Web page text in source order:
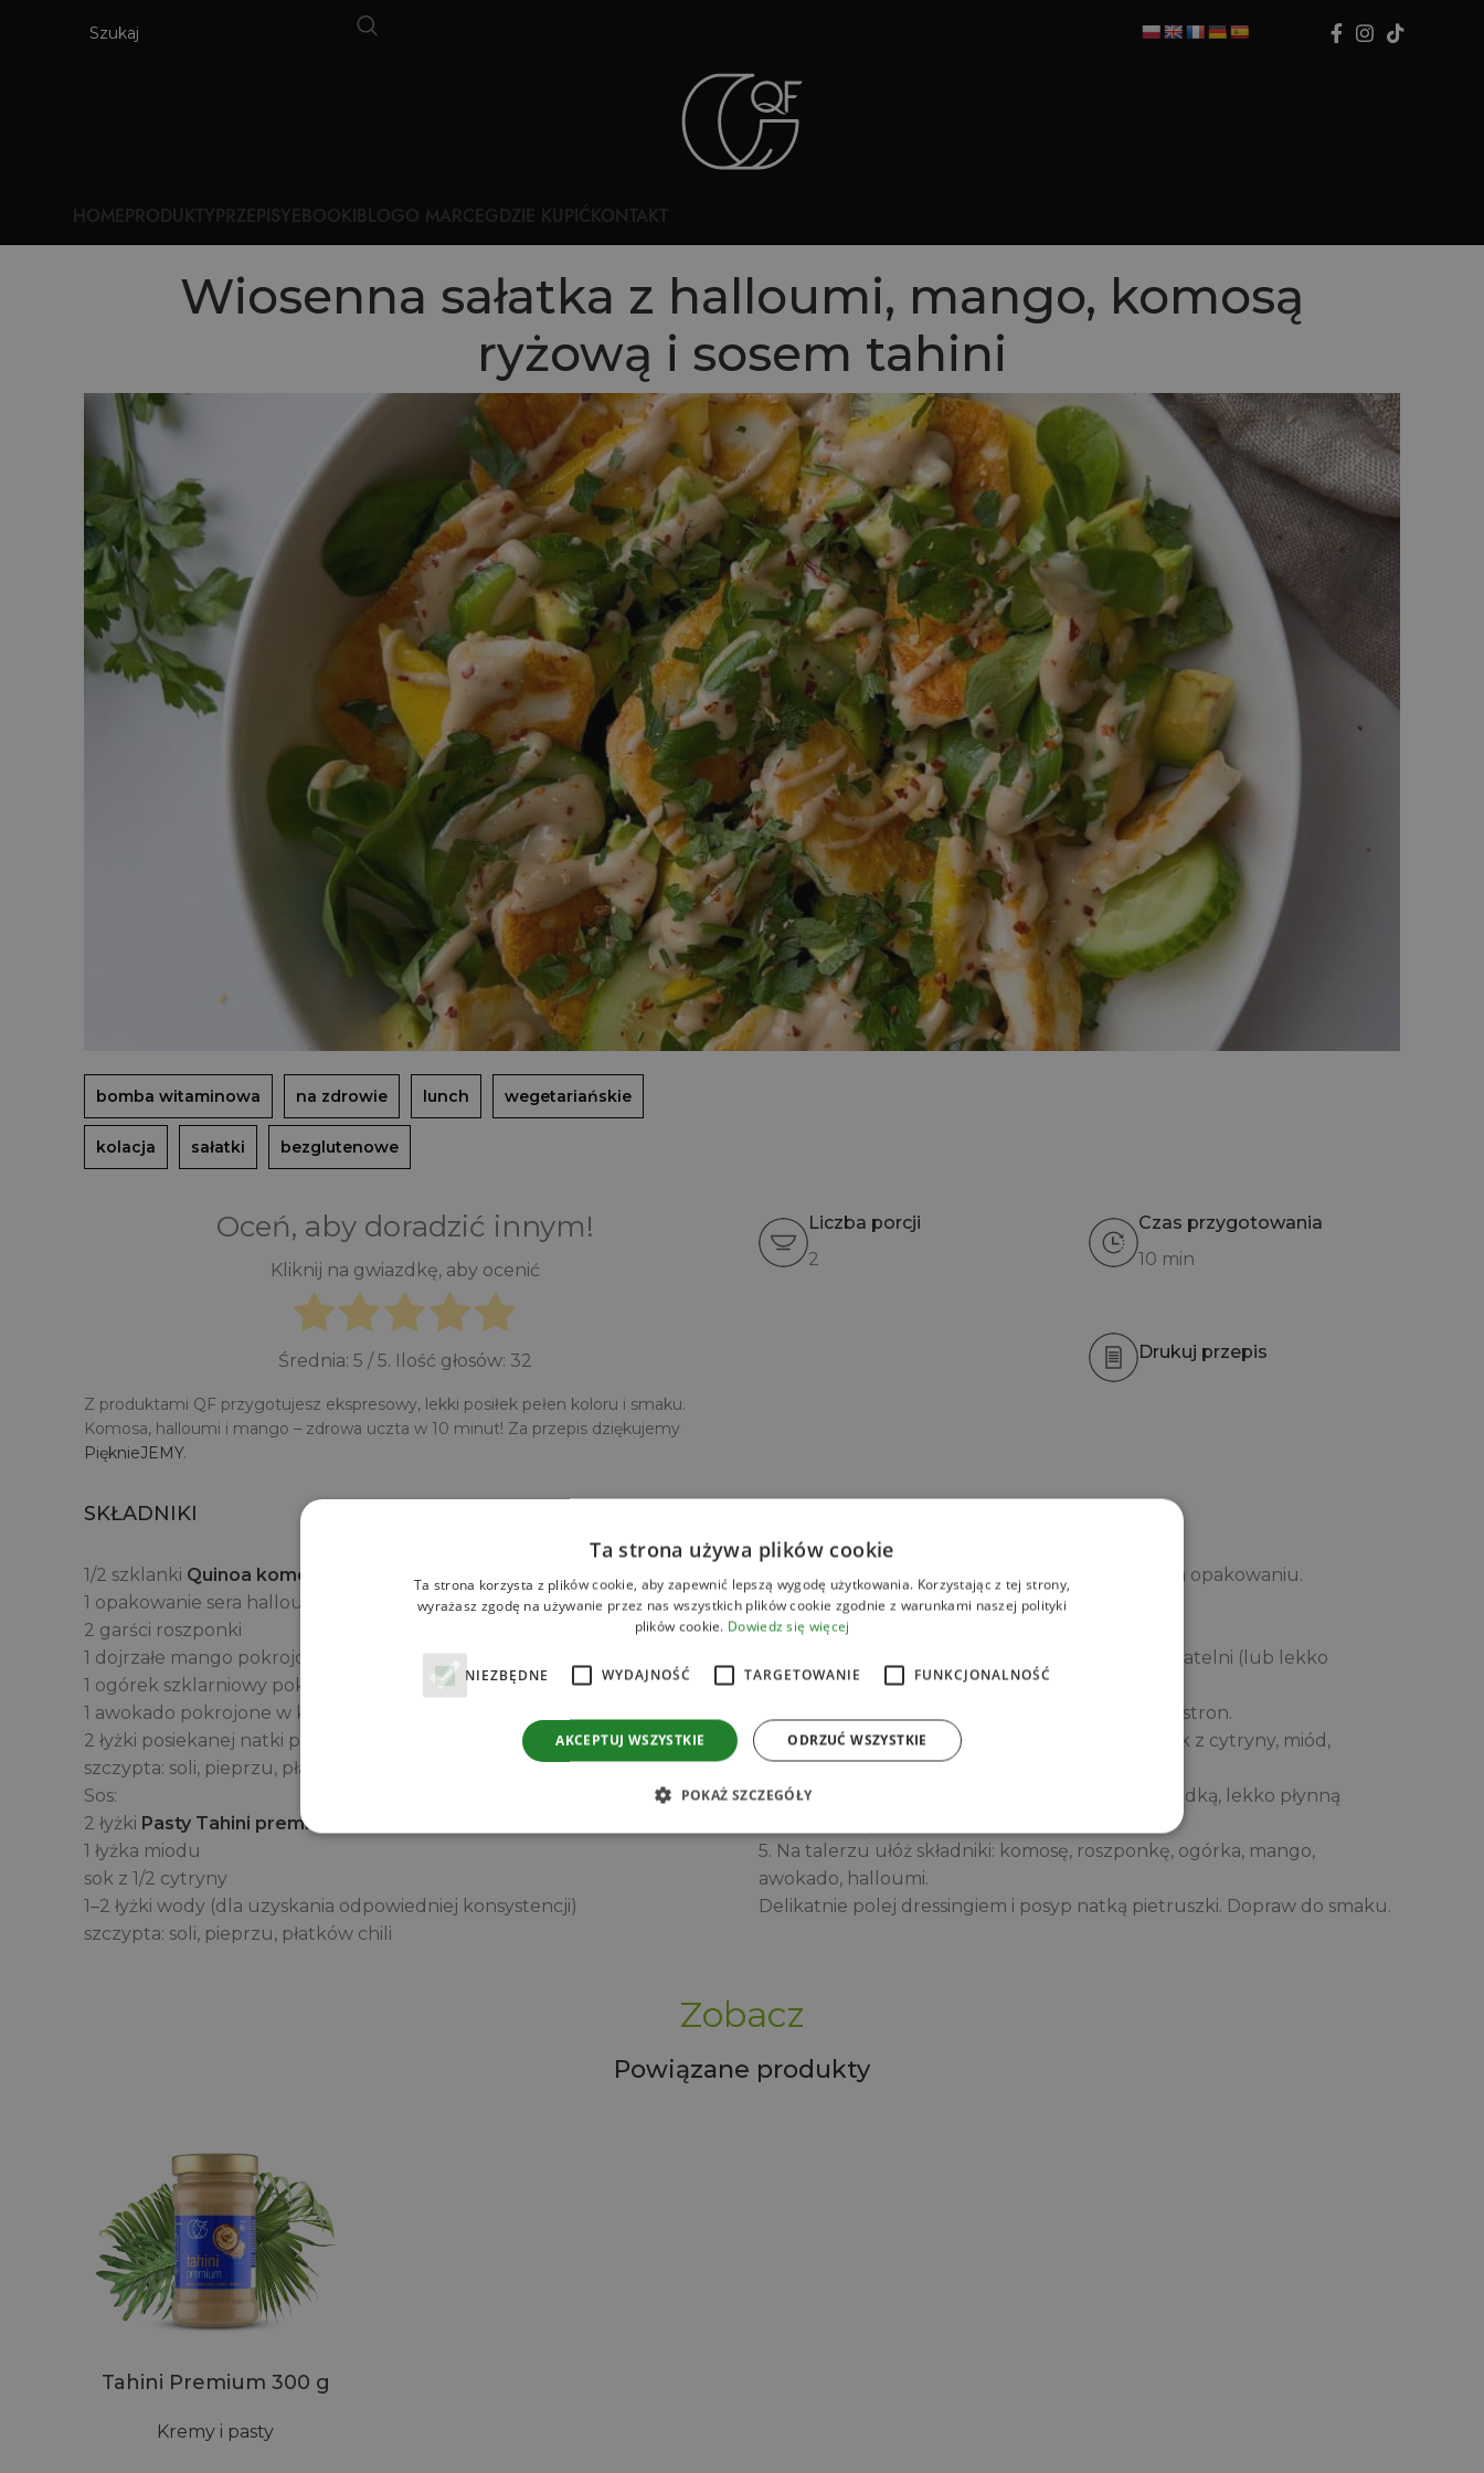
HOMEPRODUKTYPRZEPISYEBOOKIBLOGO MARCEGDZIE KUPIĆKONTAKT
Wiosenna sałatka z halloumi, mango, komosą
ryżową i sosem tahini
bomba witaminowa na zdrowie lunch wegetariańskie
kolacja sałatki bezglutenowe
Oceń, aby doradzić innym!
Kliknij na gwiazdkę, aby ocenić
Średnia: 5 / 5. Ilość głosów: 32
Z produktami QF przygotujesz ekspresowy, lekki posiłek pełen koloru i smaku.
Komosa, halloumi i mango – zdrowa uczta w 10 minut! Za przepis dziękujemy
PięknieJEMY.
Liczba porcji
2
Czas przygotowania
10 min
Drukuj przepis
SKŁADNIKI
1/2 szklanki Quinoa komosy ryżowej mieszanej QF Quality Food
1 opakowanie sera halloumi (ok. 200 g)
2 garści roszponki
1 dojrzałe mango pokrojone w plastry
1 ogórek szklarniowy pokrojony w plastry
1 awokado pokrojone w kostkę
2 łyżki posiekanej natki pietruszki
szczypta: soli, pieprzu, płatków chili
Sos:
2 łyżki Pasty Tahini premium QF Quality Food
1 łyżka miodu
sok z 1/2 cytryny
1–2 łyżki wody (dla uzyskania odpowiedniej konsystencji)
szczypta: soli, pieprzu, płatków chili
1. Ugotuj komosę ryżową zgodnie z instrukcją na opakowaniu.
Po ugotowaniu
odstaw do przestudzenia i delikatnie posól.
2. Pokrój halloumi w plastry i zgrilluj na suchej patelni (lub lekko
posmarowanej
oliwą), aż będzie złocisty i lekko chrupiący z obu stron.
4. Przygotuj sos: w miseczce wymieszaj tahini, sok z cytryny, miód,
przyprawy i
wodę. Dodawaj wodę stopniowo, aż uzyskasz gładką, lekko płynną
5. Na talerzu ułóż składniki: komosę, roszponkę, ogórka, mango,
awokado, halloumi.
Delikatnie polej dressingiem i posyp natką pietruszki. Dopraw do smaku.
Zobacz
Powiązane produkty
Tahini Premium 300 g
Kremy i pasty
Ta strona używa plików cookie
Ta strona korzysta z plików cookie, aby zapewnić lepszą wygodę użytkowania. Korzystając z tej strony,
wyrażasz zgodę na używanie przez nas wszystkich plików cookie zgodnie z warunkami naszej polityki
plików cookie. Dowiedz się więcej
NIEZBĘDNE WYDAJNOŚĆ TARGETOWANIE FUNKCJONALNOŚĆ
AKCEPTUJ WSZYSTKIE ODRZUĆ WSZYSTKIE
POKAŻ SZCZEGÓŁY